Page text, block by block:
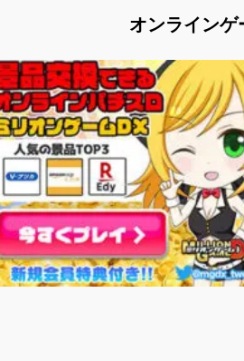
オンライン